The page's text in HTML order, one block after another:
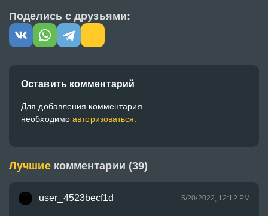
Поделись с друзьями:
Оставить комментарий
Для добавления комментария
необходимоавторизоваться.
Лучшие комментарии (39)
user_4523becf1d 5/20/2022, 12:12 PM